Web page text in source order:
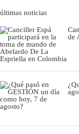
últimas noticias
de